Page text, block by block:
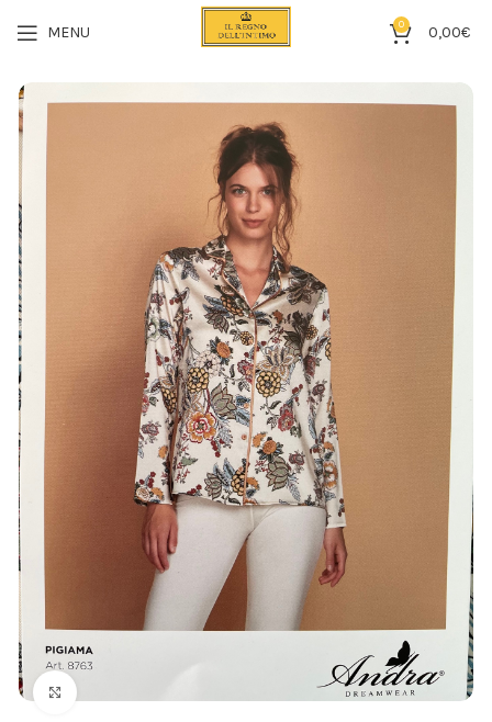
MENU 0 0,00€